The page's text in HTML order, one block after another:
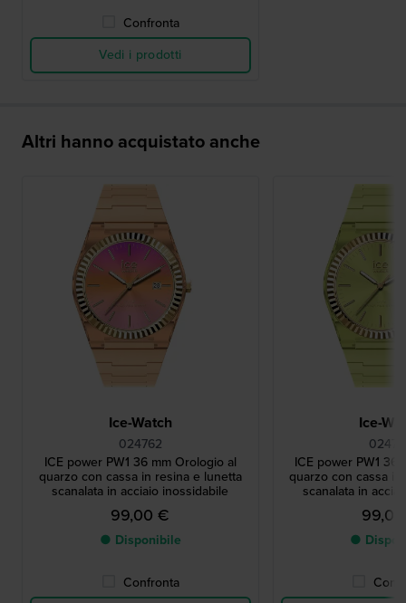
Confronta
Vedi i prodotti
Altri hanno acquistato anche
Ice-Watch
024762
ICE power PW1 36 mm Orologio al
quarzo con cassa in resina e lunetta
scanalata in acciaio inossidabile
99,00 €
● Disponibile
Confronta
Ice-
ICE power PW1 36
quarzo con cassa
scanalata in
●